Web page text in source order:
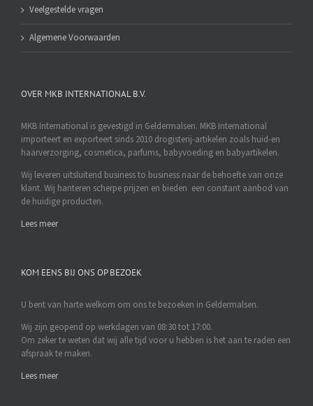
Veelgestelde vragen
Algemene Voorwaarden
OVER MKB INTERNATIONAL B.V.
MKB International is gevestigd in Geldermalsen. MKB International
importeert en exporteert sinds 2010 drogisterij-artikelen zoals huid-en
haarverzorging, cosmetica, parfums, babyvoeding en babyartikelen.
Wij leveren uitsluitend business to business naar de behoefte van onze
klant. Wij hanteren scherpe prijzen en bieden een constant aanbod van
de huidige producten.
Lees meer
KOM EENS BIJ ONS OP BEZOEK
U bent van harte welkom om ons te bezoeken in Geldermalsen.
Wij zijn geopend op werkdagen van 08:30 tot 17:00.
Om zeker te weten dat wij alle tijd voor u hebben is het aan te raden een
afspraak te maken.
Lees meer